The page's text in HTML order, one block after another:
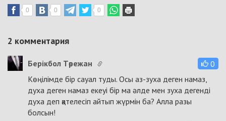
0 0 0
2 комментария
Берікбол Төрежан
0
Көңілімде бір сауал туды. Осы аз-зуха деген намаз,
духа деген намаз екеуі бір ма әлде мен зуха дегенді
духа деп қателесіп айтып жүрмін ба? Алла разы
болсын!